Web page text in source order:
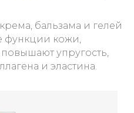
бальзама и гелей
функции кожи,
упругость,
и эластина.